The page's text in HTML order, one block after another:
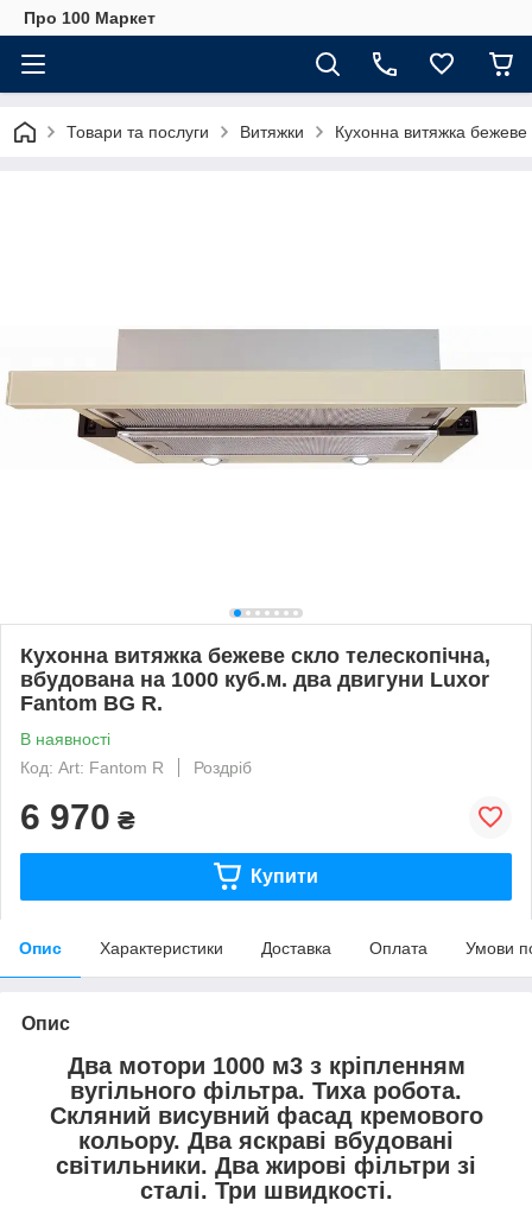
Про 100 Маркет
Товари та послуги Витяжки Кухонна витяжка
Кухонна витяжка бежеве скло телескопічна,
вбудована на 1000 куб.м. два двигуни Luxor
Fantom BG R.
В наявності
Код: Art: Fantom R
Роздріб
6 970 ₴
Купити
Опис Характеристики Доставка Оплата Умови
Опис
Два мотори 1000 м3 з кріпленням
вугільного фільтра. Тиха робота.
Скляний висувний фасад кремового
кольору. Два яскраві вбудовані
світильники. Два жирові фільтри зі
сталі. Три швидкості.